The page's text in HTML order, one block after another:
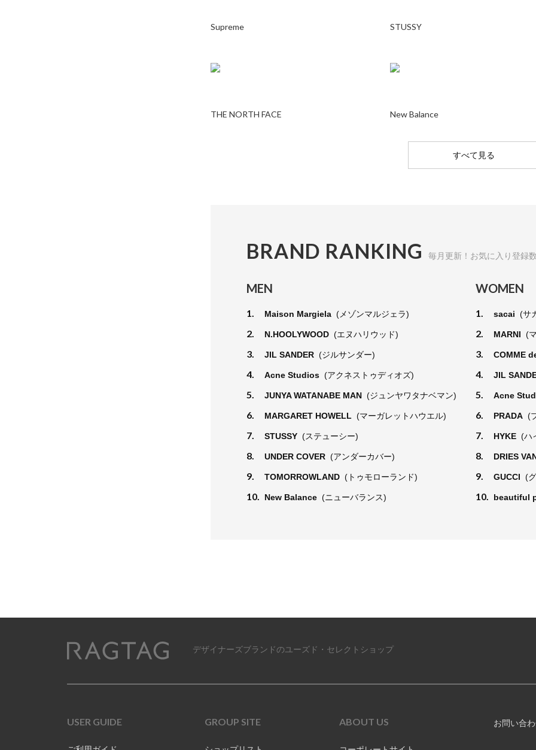
Supreme STUSSY
THE NORTH FACE New Balance
すべて見る
BRAND RANKING 毎月更新！お気に入り登録
MEN
1. Maison Margiela (メゾンマルジェラ)
2. N.HOOLYWOOD (エヌハリウッド)
3. JIL SANDER (ジルサンダー)
4. Acne Studios (アクネストゥディオズ)
5. JUNYA WATANABE MAN (ジュンヤワタナベマン)
6. MARGARET HOWELL (マーガレットハウエル)
7. STUSSY (ステューシー)
8. UNDER COVER (アンダーカバー)
9. TOMORROWLAND (トゥモローランド)
10. New Balance (ニューバランス)
WOMEN
1. sacai (サ
2. MARNI (
3. COMME
4. JIL
5. Acne
6. PRADA (
7. HYKE (ハ
8. DRIES
9. GUCCI (
10. beautiful
デザイナーズブランドのユーズド・セレクトショップ
USER GUIDE GROUP SITE ABOUT US お問い合